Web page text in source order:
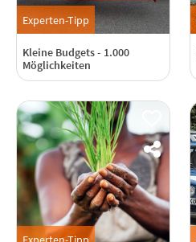
Experten-Tipp
Kleine Budgets - 1.000
Möglichkeiten